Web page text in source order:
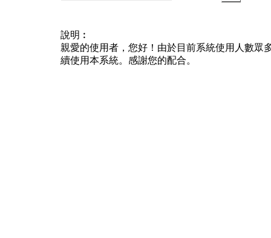
說明︰
親愛的使用者，您好！由於目前系統使用人數眾
續使用本系統。感謝您的配合。